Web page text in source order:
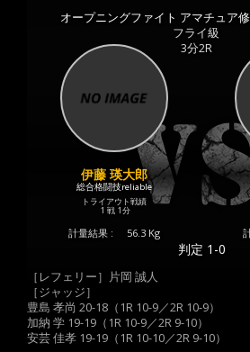
オープニングファイト アマチュア
フライ級
3分2R
伊藤 瑛大郎
総合格闘技reliable
トライアウト戦績
1 戦 1分
計量結果 : 56.3 Kg
判定 1-0
［レフェリー］片岡 誠人
［ジャッジ］
豊島 孝尚 20-18（1R 10-9／2R 10-9）
加納 学 19-19（1R 10-9／2R 9-10）
安芸 佳孝 19-19（1R 10-10／2R 9-10）